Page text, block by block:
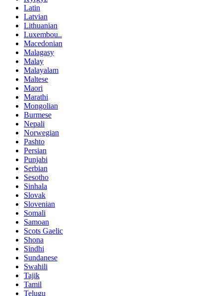
Latin
Latvian
Lithuanian
Luxembou..
Macedonian
Malagasy
Malay
Malayalam
Maltese
Maori
Marathi
Mongolian
Burmese
Nepali
Norwegian
Pashto
Persian
Punjabi
Serbian
Sesotho
Sinhala
Slovak
Slovenian
Somali
Samoan
Scots Gaelic
Shona
Sindhi
Sundanese
Swahili
Tajik
Tamil
Telugu